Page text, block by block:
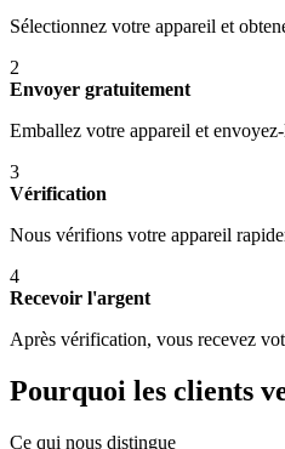
Sélectionnez votre appareil et
2
Envoyer gratuitement
Emballez votre appareil et
3
Vérification
Nous vérifions votre appareil
4
Recevoir l'argent
Après vérification, vous recevez
Pourquoi les clients
Ce qui nous distingue